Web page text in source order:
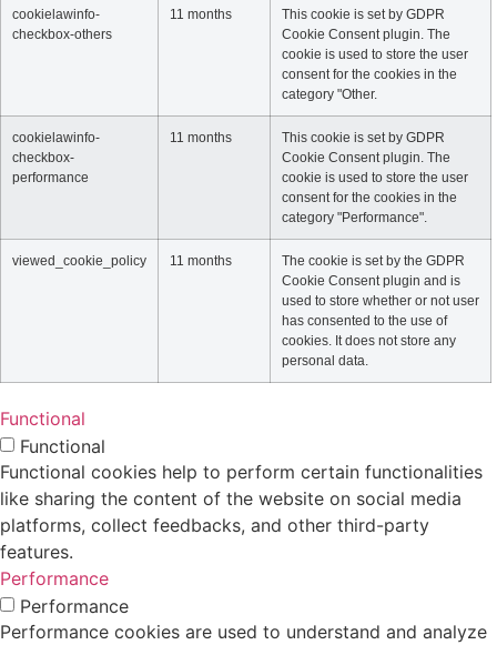
cookielawinfo-
checkbox-others
11 months
This cookie is set by GDPR
Cookie Consent plugin. The
cookie is used to store the user
consent for the cookies in the
category "Other.
cookielawinfo-
checkbox-
performance
11 months
This cookie is set by GDPR
Cookie Consent plugin. The
cookie is used to store the user
consent for the cookies in the
category "Performance".
viewed_cookie_policy 11 months
The cookie is set by the GDPR
Cookie Consent plugin and is
used to store whether or not user
has consented to the use of
cookies. It does not store any
personal data.
Functional
Functional
Functional cookies help to perform certain functionalities
like sharing the content of the website on social media
platforms, collect feedbacks, and other third-party
features.
Performance
Performance
Performance cookies are used to understand and analyze